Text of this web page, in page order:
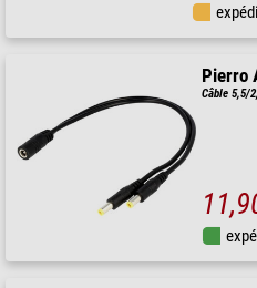
Pierro
Câble 5,5/